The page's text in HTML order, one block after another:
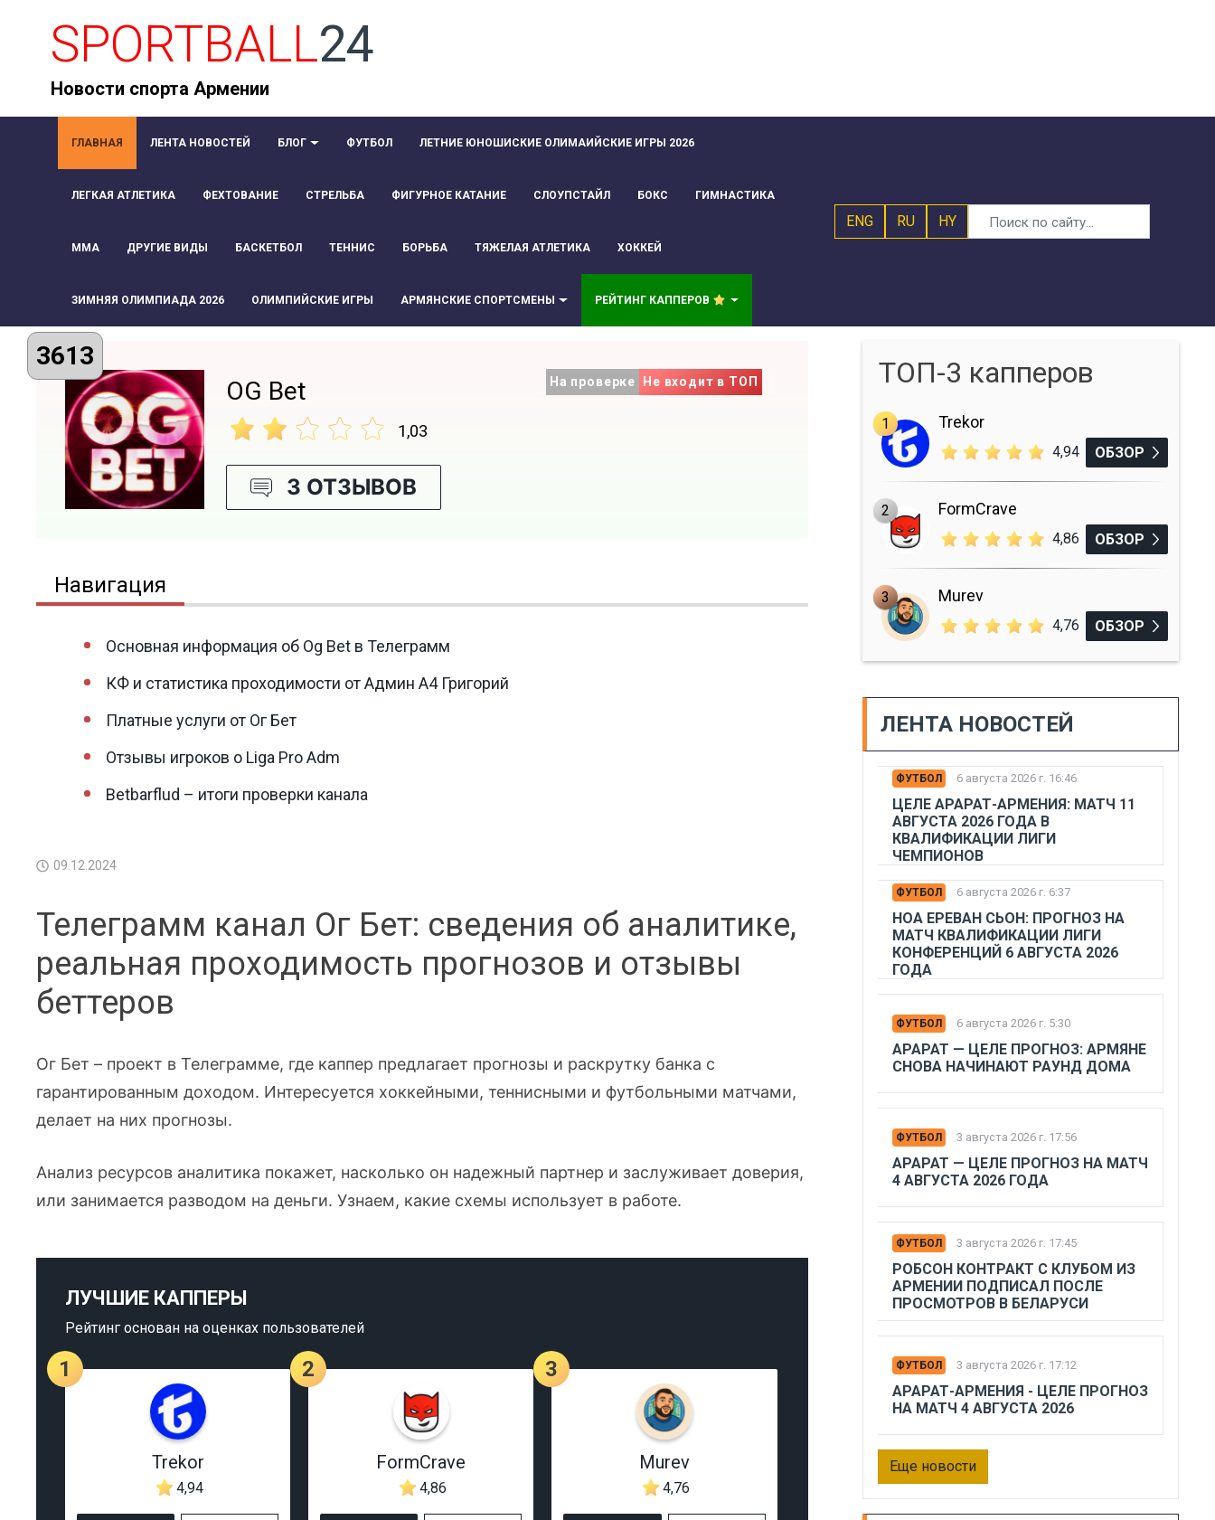
SPORTBALL24
Новости спорта Армении
ГЛАВНАЯ ЛЕНТА НОВОСТЕЙ БЛОГ ФУТБОЛ ЛЕТНИЕ ЮНОШИСКИЕ ОЛИМАИЙСКИЕ ИГРЫ 2026
ЛЕГКАЯ АТЛЕТИКА ФЕХТОВАНИЕ СТРЕЛЬБА ФИГУРНОЕ КАТАНИЕ СЛОУПСТАЙЛ БОКС ГИМНАСТИКА
ММА ДРУГИЕ ВИДЫ БАСКЕТБОЛ ТЕННИС БОРЬБА ТЯЖЕЛАЯ АТЛЕТИКА ХОККЕЙ
ЗИМНЯЯ ОЛИМПИАДА 2026 ОЛИМПИЙСКИЕ ИГРЫ АРМЯНСКИЕ СПОРТСМЕНЫ РЕЙТИНГ КАППЕРОВ
ENG RU HY
3613
OG Bet
1,03
На проверке Не входит в ТОП
3 ОТЗЫВОВ
Навигация
Основная информация об Og Bet в Телеграмм
КФ и статистика проходимости от Админ А4 Григорий
Платные услуги от Ог Бет
Отзывы игроков о Liga Pro Adm
Betbarflud – итоги проверки канала
09.12.2024
Телеграмм канал Ог Бет: сведения об аналитике,
реальная проходимость прогнозов и отзывы
беттеров
Ог Бет – проект в Телеграмме, где каппер предлагает прогнозы и раскрутку банка с
гарантированным доходом. Интересуется хоккейными, теннисными и футбольными матчами,
делает на них прогнозы.
Анализ ресурсов аналитика покажет, насколько он надежный партнер и заслуживает доверия,
или занимается разводом на деньги. Узнаем, какие схемы использует в работе.
ЛУЧШИЕ КАППЕРЫ
Рейтинг основан на оценках пользователей
1
Trekor
4,94
2
FormCrave
4,86
3
Murev
4,76
ТОП-3 капперов
1 Trekor
4,94 ОБЗОР
2 FormCrave
4,86 ОБЗОР
3 Murev
4,76 ОБЗОР
ЛЕНТА НОВОСТЕЙ
ФУТБОЛ 6 августа 2026 г. 16:46
ЦЕЛЕ АРАРАТ-АРМЕНИЯ: МАТЧ 11
АВГУСТА 2026 ГОДА В
КВАЛИФИКАЦИИ ЛИГИ
ЧЕМПИОНОВ
ФУТБОЛ 6 августа 2026 г. 6:37
НОА ЕРЕВАН СЬОН: ПРОГНОЗ НА
МАТЧ КВАЛИФИКАЦИИ ЛИГИ
КОНФЕРЕНЦИЙ 6 АВГУСТА 2026
ГОДА
ФУТБОЛ 6 августа 2026 г. 5:30
АРАРАТ — ЦЕЛЕ ПРОГНОЗ: АРМЯНЕ
СНОВА НАЧИНАЮТ РАУНД ДОМА
ФУТБОЛ 3 августа 2026 г. 17:56
АРАРАТ — ЦЕЛЕ ПРОГНОЗ НА МАТЧ
4 АВГУСТА 2026 ГОДА
ФУТБОЛ 3 августа 2026 г. 17:45
РОБСОН КОНТРАКТ С КЛУБОМ ИЗ
АРМЕНИИ ПОДПИСАЛ ПОСЛЕ
ПРОСМОТРОВ В БЕЛАРУСИ
ФУТБОЛ 3 августа 2026 г. 17:12
АРАРАТ-АРМЕНИЯ - ЦЕЛЕ ПРОГНОЗ
НА МАТЧ 4 АВГУСТА 2026
Еще новости